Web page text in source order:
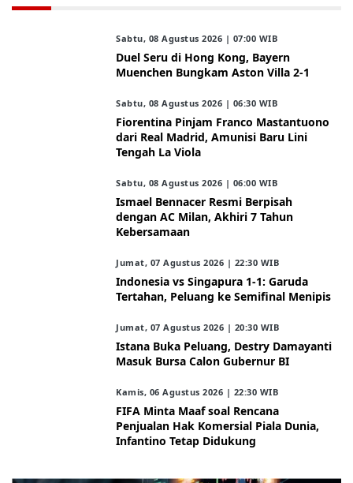
Sabtu, 08 Agustus 2026 | 07:00 WIB
Duel Seru di Hong Kong, Bayern
Muenchen Bungkam Aston Villa 2-1
Sabtu, 08 Agustus 2026 | 06:30 WIB
Fiorentina Pinjam Franco Mastantuono
dari Real Madrid, Amunisi Baru Lini
Tengah La Viola
Sabtu, 08 Agustus 2026 | 06:00 WIB
Ismael Bennacer Resmi Berpisah
dengan AC Milan, Akhiri 7 Tahun
Kebersamaan
Jumat, 07 Agustus 2026 | 22:30 WIB
Indonesia vs Singapura 1-1: Garuda
Tertahan, Peluang ke Semifinal Menipis
Jumat, 07 Agustus 2026 | 20:30 WIB
Istana Buka Peluang, Destry Damayanti
Masuk Bursa Calon Gubernur BI
Kamis, 06 Agustus 2026 | 22:30 WIB
FIFA Minta Maaf soal Rencana
Penjualan Hak Komersial Piala Dunia,
Infantino Tetap Didukung